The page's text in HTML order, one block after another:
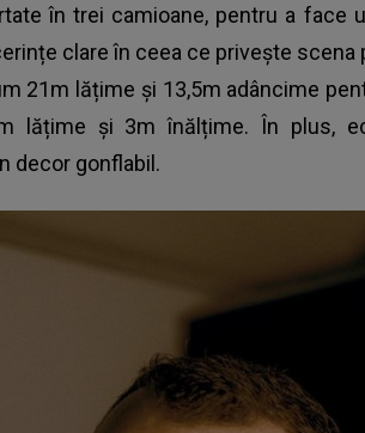
în trei camioane, pentru a face
clare în ceea ce privește scena
21m lățime și 13,5m adâncime
lățime și 3m înălțime. În plus,
decor gonflabil.